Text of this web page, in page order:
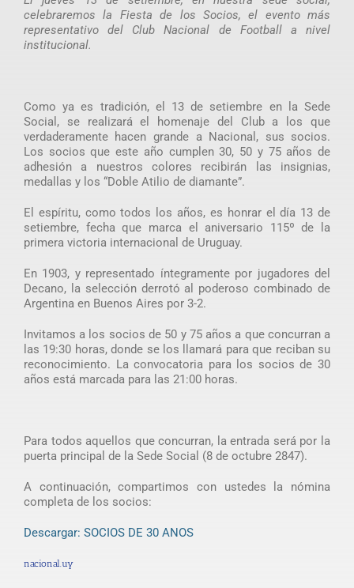
celebraremos la Fiesta de los Socios, el evento más
representativo del Club Nacional de Football a nivel
institucional.
Como ya es tradición, el 13 de setiembre en la Sede
Social, se realizará el homenaje del Club a los que
verdaderamente hacen grande a Nacional, sus socios.
Los socios que este año cumplen 30, 50 y 75 años de
adhesión a nuestros colores recibirán las insignias,
medallas y los “Doble Atilio de diamante”.
El espíritu, como todos los años, es honrar el día 13 de
setiembre, fecha que marca el aniversario 115º de la
primera victoria internacional de Uruguay.
En 1903, y representado íntegramente por jugadores del
Decano, la selección derrotó al poderoso combinado de
Argentina en Buenos Aires por 3-2.
Invitamos a los socios de 50 y 75 años a que concurran a
las 19:30 horas, donde se los llamará para que reciban su
reconocimiento. La convocatoria para los socios de 30
años está marcada para las 21:00 horas.
Para todos aquellos que concurran, la entrada será por la
puerta principal de la Sede Social (8 de octubre 2847).
A continuación, compartimos con ustedes la nómina
completa de los socios:
Descargar: SOCIOS DE 30 ANOS
nacional.uy